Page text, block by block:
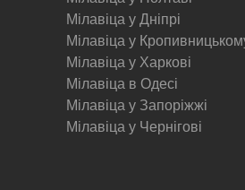
Мілавіца у Дніпрі
Мілавіца у
Мілавіца у Харкові
Мілавіца в Одесі
Мілавіца у Запоріжжі
Мілавіца у Чернігові